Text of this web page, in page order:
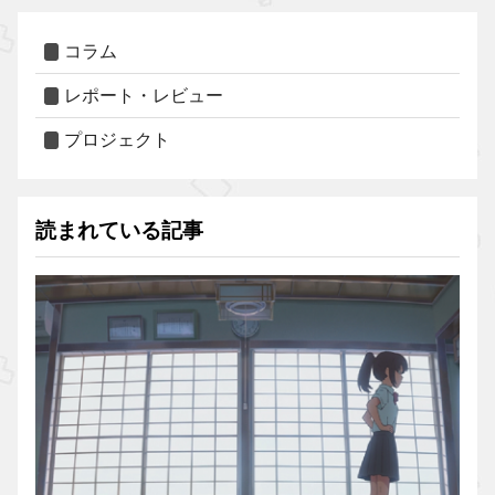
コラム
レポート・レビュー
プロジェクト
読まれている記事